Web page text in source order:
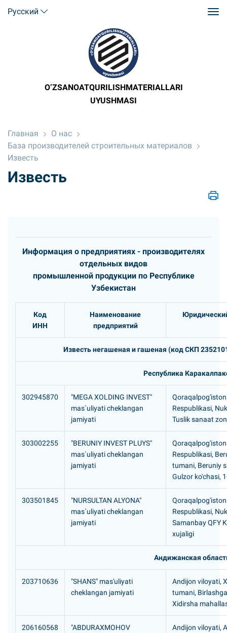
Русский
O’ZSANOATQURILISHMATERIALLARI
UYUSHMASI
Главная
О нас
База производителей строительных материалов
Известь
Известь
Информация о предприятиях - производителях
отдельных видов
промышленной продукции по Республике
Узбекистан
Код
ИНН
Наименование
предприятий
Известь негашеная и гашеная (код СКП
Республика
302945870
"MEGA XOLDING INVEST"
mas`uliyati cheklangan
jamiyati
Qoraqalpog'iston
Respublikasi,
Tuslik sanaat
303002255
"BERUNIY INVEST PLUYS"
mas`uliyati cheklangan
jamiyati
Qoraqalpog'iston
Respublikasi,
tumani, Beruniy
Gulzor ko'chasi,
303501845
"NURSULTAN ALYONA"
mas`uliyati cheklangan
jamiyati
Qoraqalpog'iston
Respublikasi,
Samanbay QFY
xujaligi
Андижанская
203710636
"SHANS" mas'uliyati
cheklangan jamiyati
Andijon viloyati,
tumani,
Xidirsha
206160568
"ABDURAXMOHOV
Andijon viloyati,